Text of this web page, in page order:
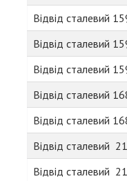
Відвід сталевий
Відвід сталевий
Відвід сталевий
Відвід сталевий
Відвід сталевий
Відвід сталевий
Відвід сталевий